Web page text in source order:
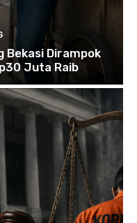
Bekasi Dirampok
Juta Raib